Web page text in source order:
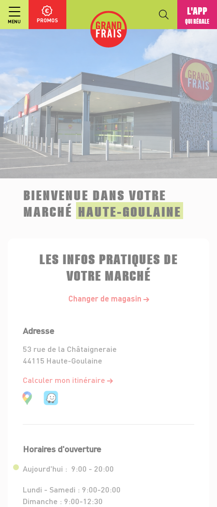
MENU PROMOS
L'APP
QUI RÉGALE
BIENVENUE DANS VOTRE
MARCHÉ HAUTE-GOULAINE
LES INFOS PRATIQUES DE
VOTRE MARCHÉ
Changer de magasin
Adresse
53 rue de la Châtaigneraie
44115 Haute-Goulaine
Calculer mon itinéraire
Horaires d'ouverture
Aujourd'hui : 9:00 - 20:00
Lundi - Samedi : 9:00-20:00
Dimanche : 9:00-12:30